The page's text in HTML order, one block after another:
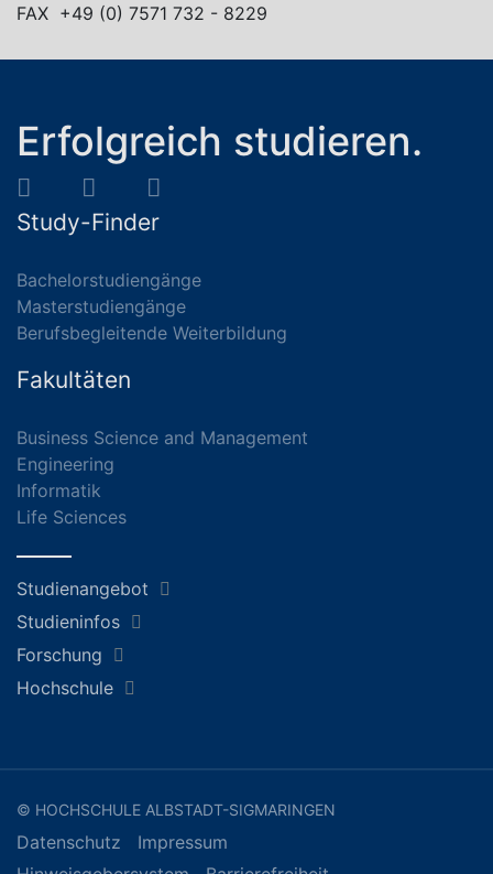
FAX +49 (0) 7571 732 - 8229
Erfolgreich studieren.
Study-Finder
Bachelorstudiengänge
Masterstudiengänge
Berufsbegleitende Weiterbildung
Fakultäten
Business Science and Management
Engineering
Informatik
Life Sciences
Studienangebot
Studieninfos
Forschung
Hochschule
© HOCHSCHULE ALBSTADT-SIGMARINGEN
Datenschutz
Impressum